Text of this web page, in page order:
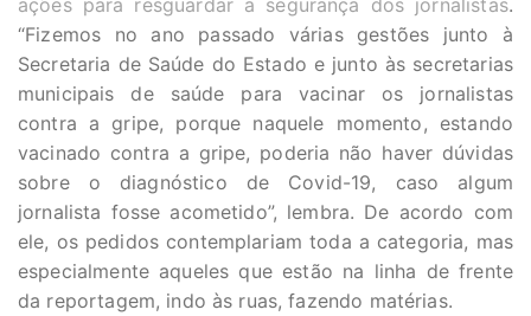
ações para resguardar a segurança dos jornalistas.
“Fizemos no ano passado várias gestões junto à
Secretaria de Saúde do Estado e junto às secretarias
municipais de saúde para vacinar os jornalistas
contra a gripe, porque naquele momento, estando
vacinado contra a gripe, poderia não haver dúvidas
sobre o diagnóstico de Covid-19, caso algum
jornalista fosse acometido”, lembra. De acordo com
ele, os pedidos contemplariam toda a categoria, mas
especialmente aqueles que estão na linha de frente
da reportagem, indo às ruas, fazendo matérias.